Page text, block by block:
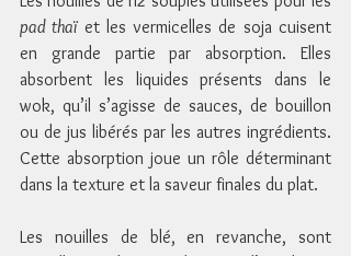
pad thaï et les vermicelles de soja cuisent
en grande partie par absorption. Elles
absorbent les liquides présents dans le
wok, qu’il s’agisse de sauces, de bouillon
ou de jus libérés par les autres ingrédients.
Cette absorption joue un rôle déterminant
dans la texture et la saveur finales du plat.
Les nouilles de blé, en revanche, sont